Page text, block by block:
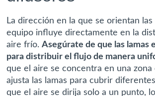
La dirección en la que se orientan las
equipo influye directamente en la
aire frío.Asegúrate de que las lamas
para distribuir el flujo de manera
que el aire se concentra en una zona
ajusta las lamas para cubrir
que el aire se dirija solo a un punto,